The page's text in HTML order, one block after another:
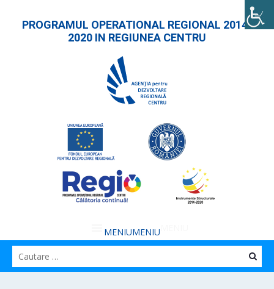
PROGRAMUL OPERATIONAL REGIONAL 2014-
2020 IN REGIUNEA CENTRU
MENIUMENIU